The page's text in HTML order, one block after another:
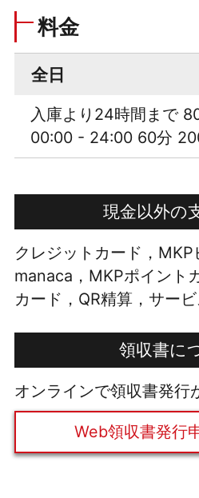
料金
全日
入庫より24時間まで
00:00 - 24:00 60分
現金以外の
クレジットカード，MKP
manaca，MKPポイント
カード，QR精算，サー
領収書に
オンラインで領収書発行
Web領収書発行